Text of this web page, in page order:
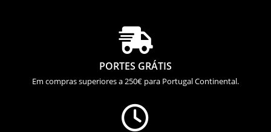

PORTES GRÁTIS
Em compras superiores a 250€ para Portugal Continental.
